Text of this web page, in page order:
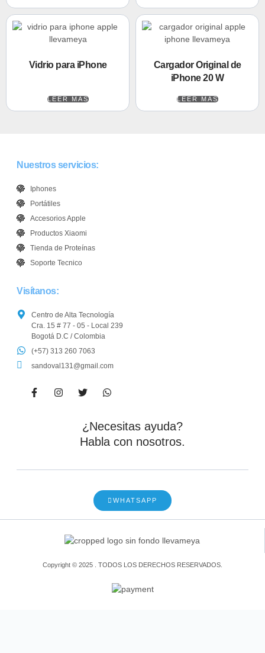
Vidrio para iPhone
LEER MÁS
Cargador Original de
iPhone 20 W
LEER MÁS
Nuestros servicios:
Iphones
Portátiles
Accesorios Apple
Productos Xiaomi
Tienda de Proteínas
Soporte Tecnico
Visítanos:
Centro de Alta Tecnología
Cra. 15 # 77 - 05 - Local 239
Bogotá D.C / Colombia
(+57) 313 260 7063
sandoval131@gmail.com
¿Necesitas ayuda?
Habla con nosotros.
WHATSAPP
Copyright © 2025 . TODOS LOS DERECHOS RESERVADOS.